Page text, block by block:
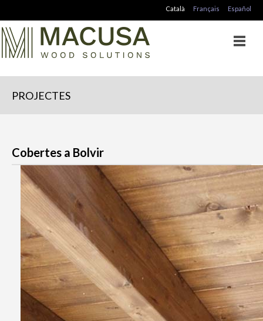
Català Français Español
PROJECTES
Cobertes a Bolvir